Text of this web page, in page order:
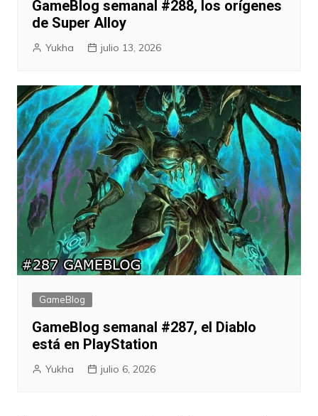
GameBlog semanal #288, los orígenes
de Super Alloy
Yukha julio 13, 2026
GameBlog
GameBlog semanal #287, el Diablo
está en PlayStation
Yukha julio 6, 2026